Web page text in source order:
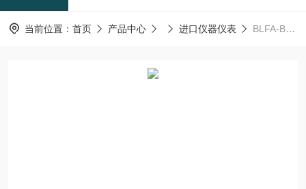
当前位置： 首页 产品中心 进口仪器仪表 BLFA-BBLFA-B互感器综合测试仪